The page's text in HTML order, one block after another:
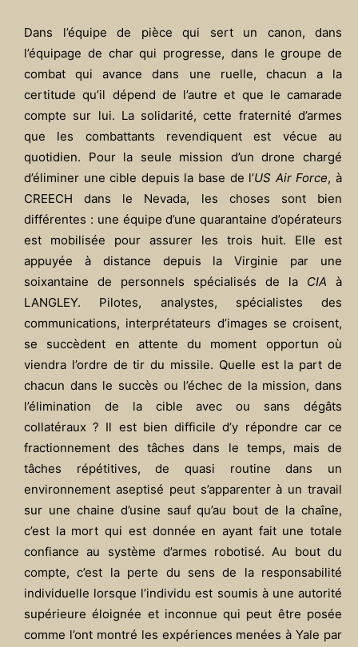
Dans l’équipe de pièce qui sert un canon, dans
l’équipage de char qui progresse, dans le groupe de
combat qui avance dans une ruelle, chacun a la
certitude qu’il dépend de l’autre et que le camarade
compte sur lui. La solidarité, cette fraternité d’armes
que les combattants revendiquent est vécue au
quotidien. Pour la seule mission d’un drone chargé
d’éliminer une cible depuis la base de l’US Air Force, à
CREECH dans le Nevada, les choses sont bien
différentes : une équipe d’une quarantaine d’opérateurs
est mobilisée pour assurer les trois huit. Elle est
appuyée à distance depuis la Virginie par une
soixantaine de personnels spécialisés de la CIA à
LANGLEY. Pilotes, analystes, spécialistes des
communications, interprétateurs d’images se croisent,
se succèdent en attente du moment opportun où
viendra l’ordre de tir du missile. Quelle est la part de
chacun dans le succès ou l’échec de la mission, dans
l’élimination de la cible avec ou sans dégâts
collatéraux ? Il est bien difficile d’y répondre car ce
fractionnement des tâches dans le temps, mais de
tâches répétitives, de quasi routine dans un
environnement aseptisé peut s’apparenter à un travail
sur une chaine d’usine sauf qu’au bout de la chaîne,
c’est la mort qui est donnée en ayant fait une totale
confiance au système d’armes robotisé. Au bout du
compte, c’est la perte du sens de la responsabilité
individuelle lorsque l’individu est soumis à une autorité
supérieure éloignée et inconnue qui peut être posée
comme l’ont montré les expériences menées à Yale par